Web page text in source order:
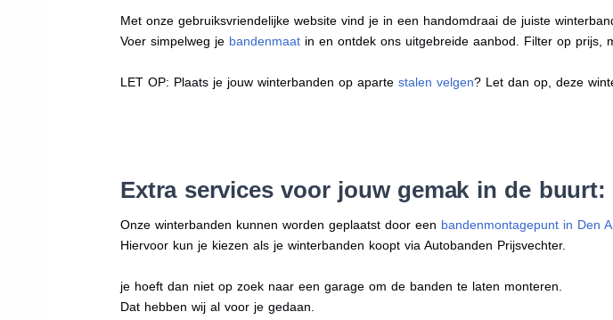
Met onze gebruiksvriendelijke website vind je in een handomdraai de juiste
Voer simpelweg je bandenmaat in en ontdek ons uitgebreide aanbod. Filter op prijs,
LET OP: Plaats je jouw winterbanden op apartestalen velgen? Let dan op, deze
Extra services voor jouw gemak in de buurt:
Onze winterbanden kunnen worden geplaatst door een bandenmontagepunt in Den
Hiervoor kun je kiezen als je winterbanden koopt via Autobanden Prijsvechter.
je hoeft dan niet op zoek naar een garage om de banden te laten monteren.
Dat hebben wij al voor je gedaan.